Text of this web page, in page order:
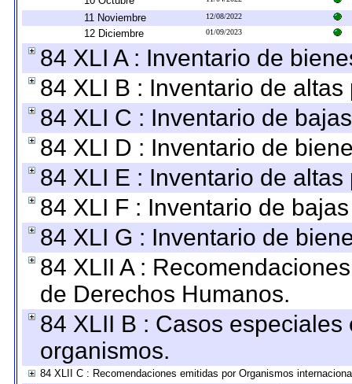
11 Noviembre 12/08/2022
12 Diciembre 01/09/2023
84 XLI A : Inventario de
84 XLI B : Inventario de
84 XLI C : Inventario de
84 XLI D : Inventario de
84 XLI E : Inventario de
84 XLI F : Inventario de
84 XLI G : Inventario de
84 XLII A :
de Derechos Humanos.
84 XLII B : Casos
organismos.
84 XLII C : Recomendaciones emitidas por Organismos